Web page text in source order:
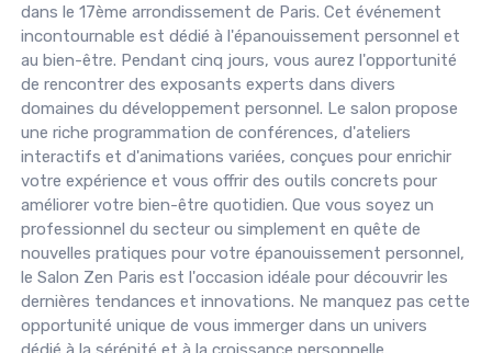
dans le 17ème arrondissement de Paris. Cet événement
incontournable est dédié à l'épanouissement personnel et
au bien-être. Pendant cinq jours, vous aurez l'opportunité
de rencontrer des exposants experts dans divers
domaines du développement personnel. Le salon propose
une riche programmation de conférences, d'ateliers
interactifs et d'animations variées, conçues pour enrichir
votre expérience et vous offrir des outils concrets pour
améliorer votre bien-être quotidien. Que vous soyez un
professionnel du secteur ou simplement en quête de
nouvelles pratiques pour votre épanouissement personnel,
le Salon Zen Paris est l'occasion idéale pour découvrir les
dernières tendances et innovations. Ne manquez pas cette
opportunité unique de vous immerger dans un univers